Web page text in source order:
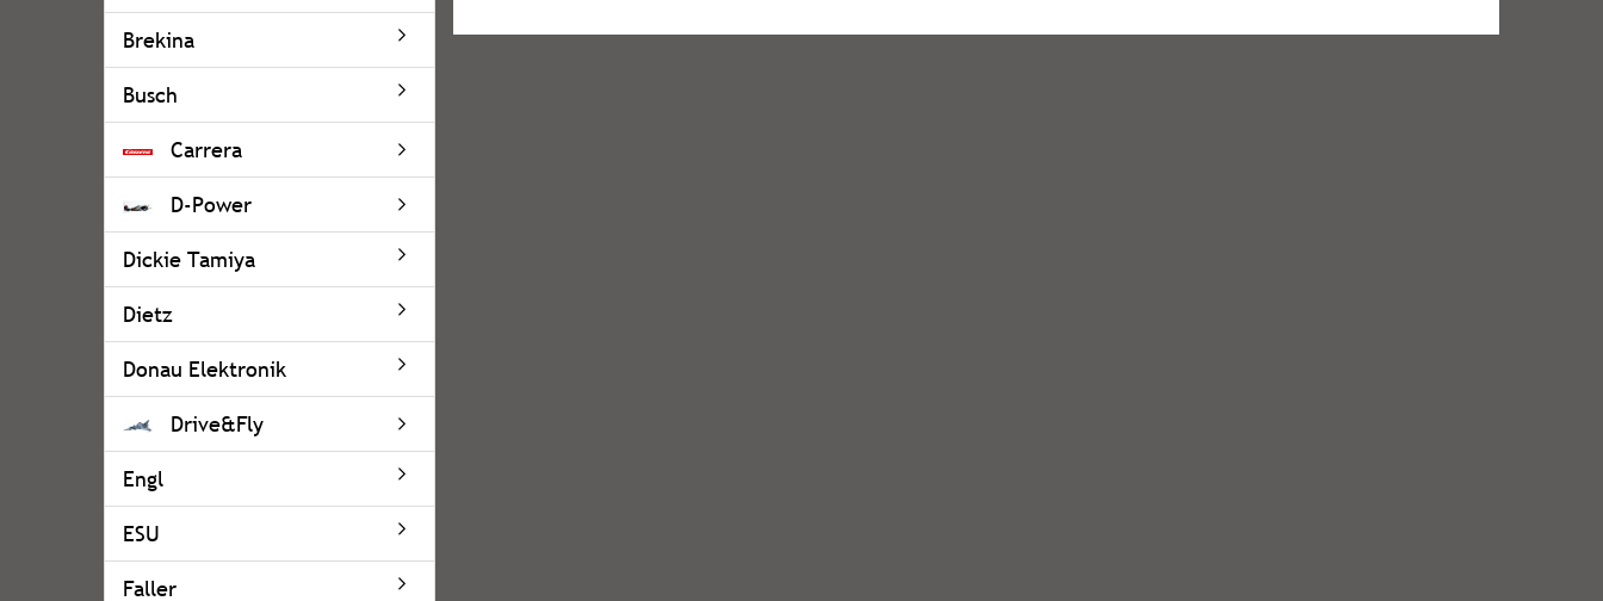
Brekina
Busch
Carrera
D-Power
Dickie Tamiya
Dietz
Donau Elektronik
Drive&Fly
Engl
ESU
Faller